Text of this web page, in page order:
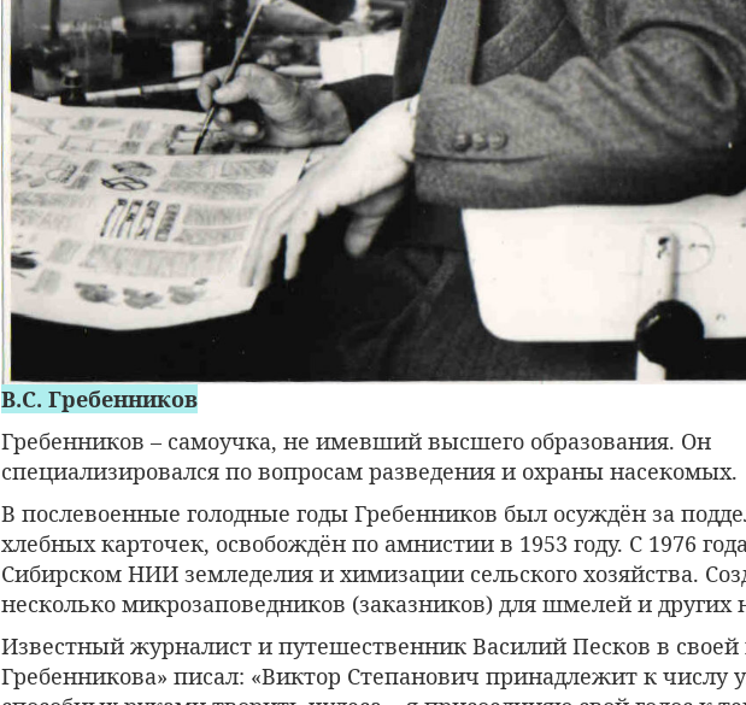
В.С. Гребенников
Гребенников – самоучка, не имевший высшего образования. Он
специализировался по вопросам разведения и охраны насекомых.
В послевоенные голодные годы Гребенников был осуждён за
хлебных карточек, освобождён по амнистии в 1953 году. С 1976
Сибирском НИИ земледелия и химизации сельского хозяйства.
несколько микрозаповедников (заказников) для шмелей и других
Известный журналист и путешественник Василий Песков в
Гребенникова» писал: «Виктор Степанович принадлежит к числу